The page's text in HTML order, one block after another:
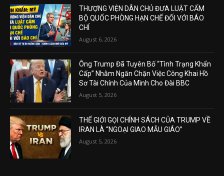
THƯỢNG VIỆN DÂN CHỦ ĐƯA LUẬT CẤM
BỘ QUỐC PHÒNG HẠN CHẾ ĐỐI VỚI BÁO
CHÍ
August 6, 2026
Ông Trump Đã Tuyên Bố “Tình Trạng Khẩn
Cấp” Nhằm Ngăn Chặn Việc Công Khai Hồ
Sơ Tài Chính Của Mình Cho Đài BBC
August 5, 2026
THẾ GIỚI GỌI CHÍNH SÁCH CỦA TRUMP VỀ
IRAN LÀ “NGOẠI GIAO MẪU GIÁO”
August 5, 2026